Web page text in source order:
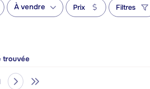
À vendre Prix Filtres
trouvée